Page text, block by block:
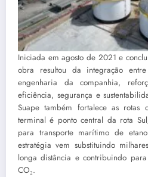
Iniciada em agosto de 2021 e
obra resultou da integração
engenharia da companhia,
eficiência, segurança e
Suape também fortalece as
terminal é ponto central da rota
para transporte marítimo de
estratégia vem substituindo
longa distância e contribuindo
CO₂.